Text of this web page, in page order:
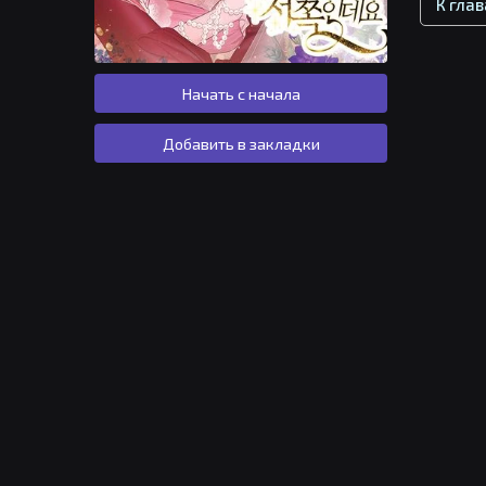
Начать с начала
Добавить в закладки